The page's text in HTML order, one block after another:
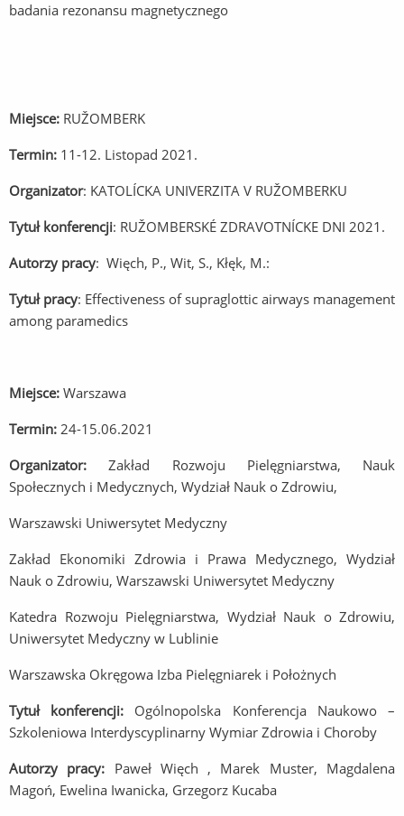
badania rezonansu magnetycznego
Miejsce: RUŽOMBERK
Termin: 11-12. Listopad 2021.
Organizator: KATOLÍCKA UNIVERZITA V RUŽOMBERKU
Tytuł konferencji: RUŽOMBERSKÉ ZDRAVOTNÍCKE DNI 2021.
Autorzy pracy: Więch, P., Wit, S., Kłęk, M.:
Tytuł pracy: Effectiveness of supraglottic airways management
among paramedics
Miejsce: Warszawa
Termin: 24-15.06.2021
Organizator:Zakład Rozwoju Pielęgniarstwa, Nauk
Społecznych i Medycznych, Wydział Nauk o Zdrowiu,
Warszawski Uniwersytet Medyczny
Zakład Ekonomiki Zdrowia i Prawa Medycznego, Wydział
Nauk o Zdrowiu, Warszawski Uniwersytet Medyczny
Katedra Rozwoju Pielęgniarstwa, Wydział Nauk o Zdrowiu,
Uniwersytet Medyczny w Lublinie
Warszawska Okręgowa Izba Pielęgniarek i Położnych
Tytuł konferencji: Ogólnopolska Konferencja Naukowo –
Szkoleniowa Interdyscyplinarny Wymiar Zdrowia i Choroby
Autorzy pracy: Paweł Więch , Marek Muster, Magdalena
Magoń, Ewelina Iwanicka, Grzegorz Kucaba